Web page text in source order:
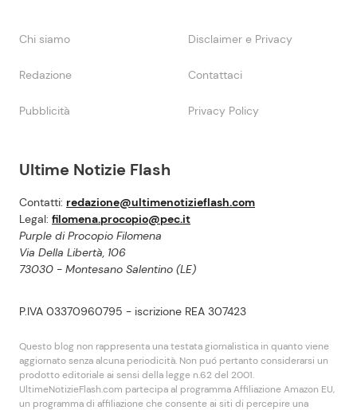
Ultime Notizie Flash
Contatti: redazione@ultimenotizieflash.com
Legal: filomena.procopio@pec.it
Purple di Procopio Filomena
Via Della Libertà, 106
73030 - Montesano Salentino (LE)
P.IVA 03370960795 - iscrizione REA 307423
Questo blog non rappresenta una testata giornalistica in quanto viene
aggiornato senza alcuna periodicità. Non puó pertanto considerarsi un
prodotto editoriale ai sensi della legge n.62 del 2001.
UltimeNotizieFlash.com partecipa al programma Affiliazione Amazon EU,
un programma di affiliazione che consente ai siti di percepire una
Chi siamo Disclaimer e Privacy
Redazione Contattaci
Pubblicità Privacy Policy